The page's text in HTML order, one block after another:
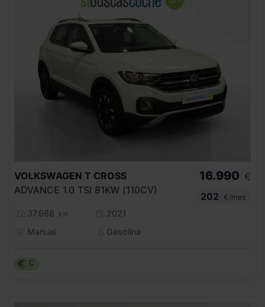
VOLKSWAGEN T CROSS
ADVANCE 1.0 TSI 81KW (110CV)
37.988 km
2021
Manual
Gasolina
16.990 €
202
€/mes
C